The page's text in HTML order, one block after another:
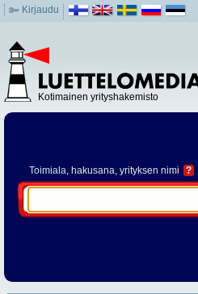
Kirjaudu
Kotimainen yrityshakemisto
Toimiala, hakusana, yrityksen nimi ?